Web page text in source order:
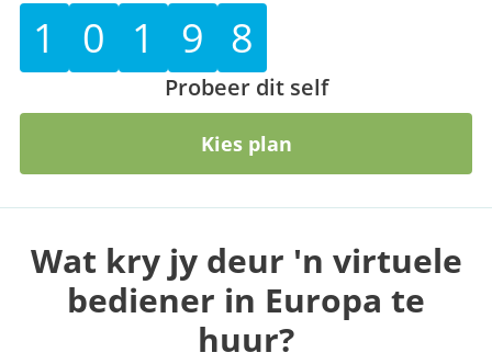
1 0 1 9 8
Probeer dit self
Kies plan
Wat kry jy deur 'n virtuele
bediener in Europa te
huur?